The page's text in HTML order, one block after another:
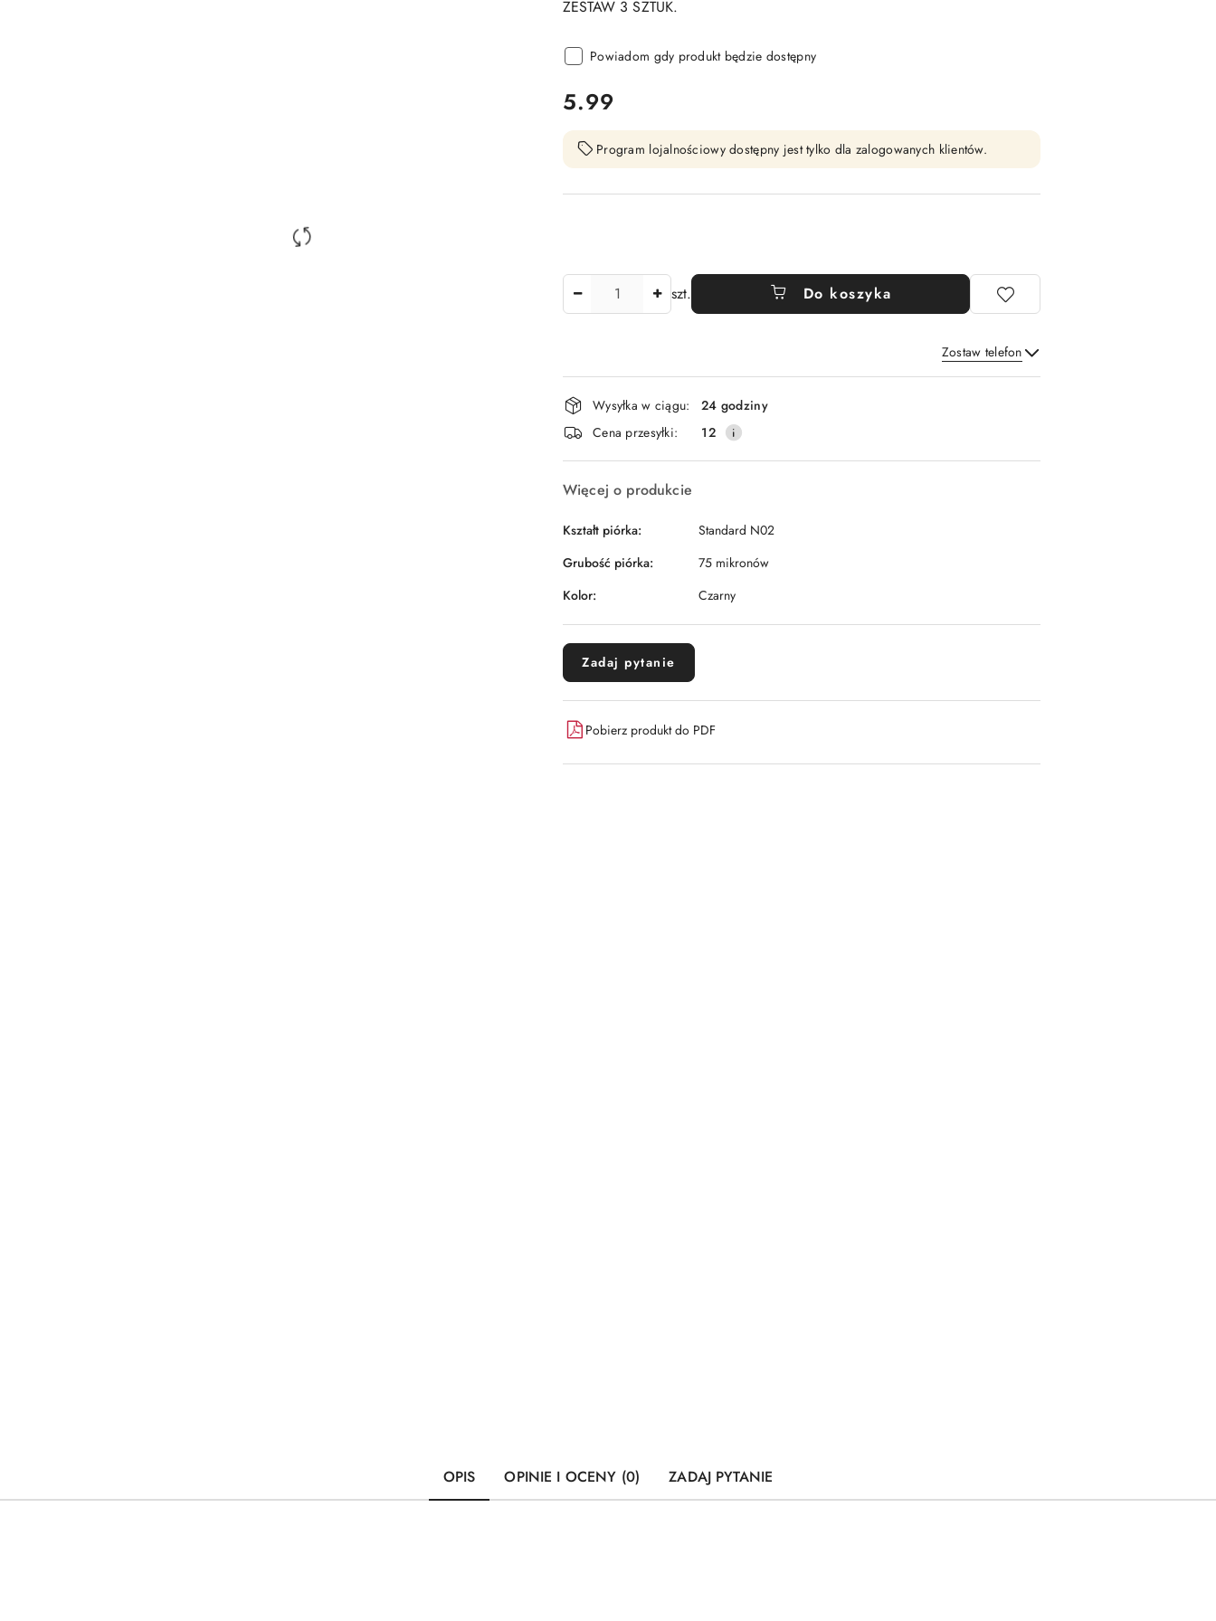
ZESTAW 3 SZTUK.
Powiadom gdy produkt będzie dostępny
cena:
5.99
Program lojalnościowy dostępny jest tylko dla zalogowanych klientów.
szt. Do koszyka
Zostaw telefon
Wyślij
Dostępność
i
dostawa
Wysyłka w ciągu:
24 godziny
Cena przesyłki:
12
Więcej o produkcie
Kształt piórka:
Standard N02
Grubość piórka:
75 mikronów
Kolor:
Czarny
Zadaj pytanie
Pobierz produkt do PDF
OPIS OPINIE I OCENY (0) ZADAJ PYTANIE